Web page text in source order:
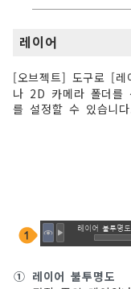
레이어
[오브젝트] 도구로 [레
나 2D 카메라 폴더를
를 설정할 수 있습니
① 레이어 불투명도